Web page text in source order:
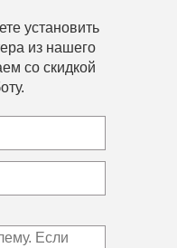
установить
из нашего
со скидкой